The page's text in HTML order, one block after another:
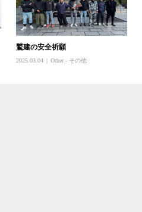
鷲建の安全祈願
2025.03.04 Other - その他